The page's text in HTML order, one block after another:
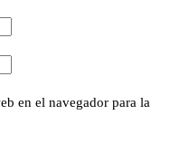
en el navegador para la